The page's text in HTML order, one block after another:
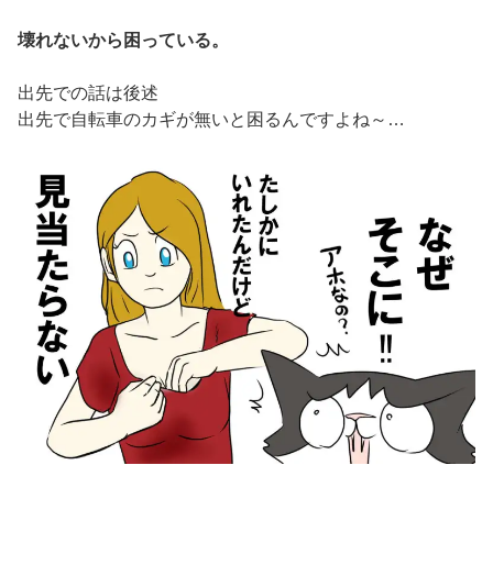
壊れないから困っている。
出先での話は後述
出先で自転車のカギが無いと困るんですよね～…